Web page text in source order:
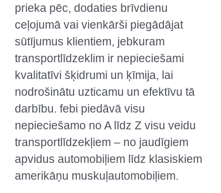
prieka pēc, dodaties brīvdienu
ceļojumā vai vienkārši piegādājat
sūtījumus klientiem, jebkuram
transportlīdzeklim ir nepieciešami
kvalitatīvi šķidrumi un ķīmija, lai
nodrošinātu uzticamu un efektīvu tā
darbību. febi piedāvā visu
nepieciešamo no A līdz Z visu veidu
transportlīdzekļiem – no jaudīgiem
apvidus automobiļiem līdz klasiskiem
amerikāņu muskuļautomobiļiem.